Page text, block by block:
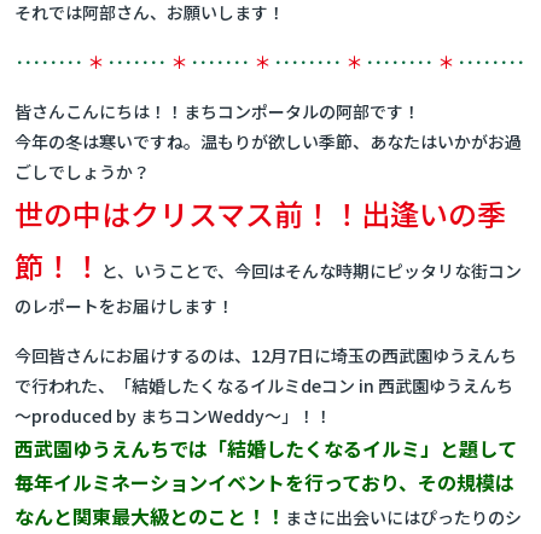
それでは阿部さん、お願いします！
････････ ＊ ･･･････ ＊ ･･･････ ＊ ････････ ＊ ････････ ＊ ････････
皆さんこんにちは！！まちコンポータルの阿部です！
今年の冬は寒いですね。温もりが欲しい季節、あなたはいかがお過
ごしでしょうか？
世の中はクリスマス前！！出逢いの季
節！！ と、いうことで、今回はそんな時期にピッタリな街コン
のレポートをお届けします！
今回皆さんにお届けするのは、12月7日に埼玉の西武園ゆうえんち
で行われた、「結婚したくなるイルミdeコン in 西武園ゆうえんち
～produced by まちコンWeddy～」！！
西武園ゆうえんちでは「結婚したくなるイルミ」と題して
毎年イルミネーションイベントを行っており、その規模は
なんと関東最大級とのこと！！ まさに出会いにはぴったりのシ